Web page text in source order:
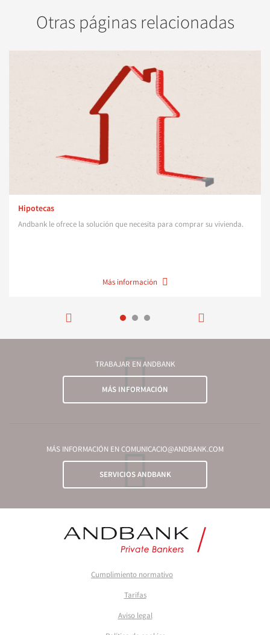
Otras páginas relacionadas
Hipotecas
Andbank le ofrece la solución que necesita para comprar su vivienda.
Más información
TRABAJAR EN ANDBANK
MÁS INFORMACIÓN
MÁS INFORMACIÓN EN COMUNICACIO@ANDBANK.COM
SERVICIOS ANDBANK
Cumplimiento normativo
Tarifas
Aviso legal